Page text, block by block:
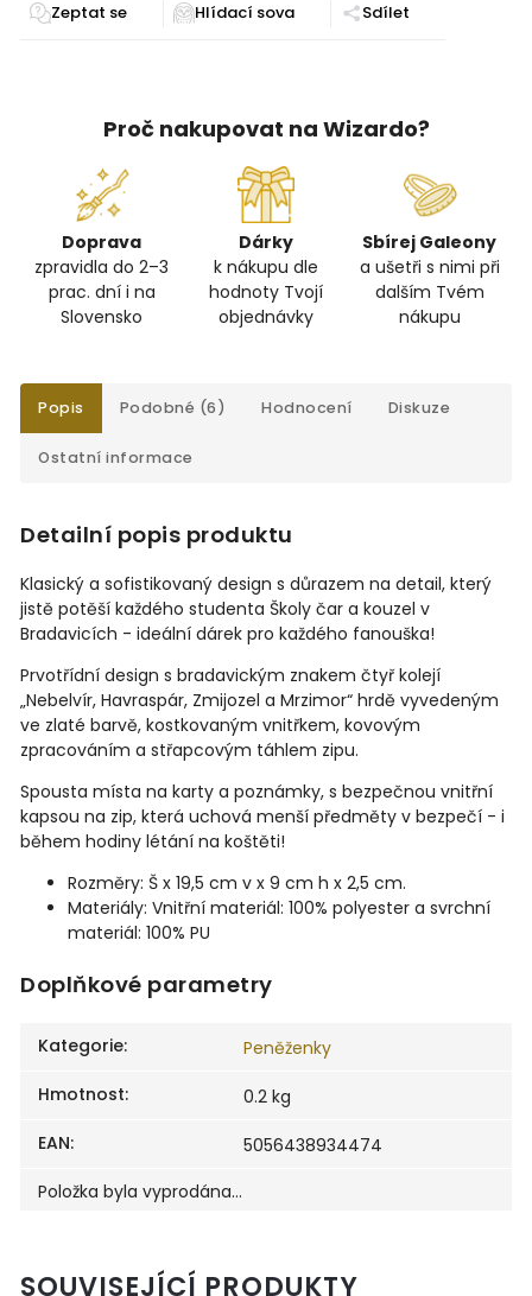
Zeptat se Sdílet
Proč nakupovat na Wizardo?
Doprava
zpravidla do 2–3
prac. dní i na
Slovensko
Dárky
k nákupu dle
hodnoty Tvojí
objednávky
Sbírej Galeony
a ušetři s nimi při
dalším Tvém
nákupu
Popis Podobné (6) Hodnocení Diskuze
Ostatní informace
Detailní popis produktu
Klasický a sofistikovaný design s důrazem na detail, který
jistě potěší každého studenta Školy čar a kouzel v
Bradavicích - ideální dárek pro každého fanouška!
Prvotřídní design s bradavickým znakem čtyř kolejí
„Nebelvír, Havraspár, Zmijozel a Mrzimor“ hrdě vyvedeným
ve zlaté barvě, kostkovaným vnitřkem, kovovým
zpracováním a střapcovým táhlem zipu.
Spousta místa na karty a poznámky, s bezpečnou vnitřní
kapsou na zip, která uchová menší předměty v bezpečí - i
během hodiny létání na koštěti!
Rozměry: Š x 19,5 cm v x 9 cm h x 2,5 cm.
Materiály: Vnitřní materiál: 100% polyester a svrchní
materiál: 100% PU
Doplňkové parametry
Kategorie:
Peněženky
Hmotnost:
0.2 kg
EAN:
5056438934474
Položka byla vyprodána…
SOUVISEJÍCÍ PRODUKTY